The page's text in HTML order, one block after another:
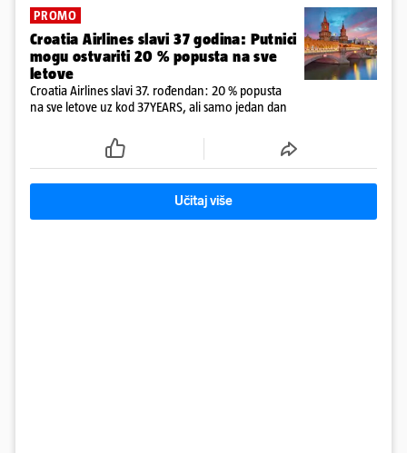
PROMO
Croatia Airlines slavi 37 godina: Putnici
mogu ostvariti 20 % popusta na sve
letove
Croatia Airlines slavi 37. rođendan: 20 % popusta
na sve letove uz kod 37YEARS, ali samo jedan dan
Učitaj više